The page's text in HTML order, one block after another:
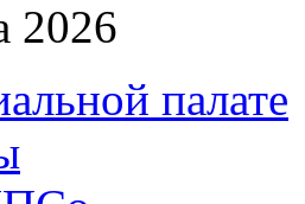
2026
палате